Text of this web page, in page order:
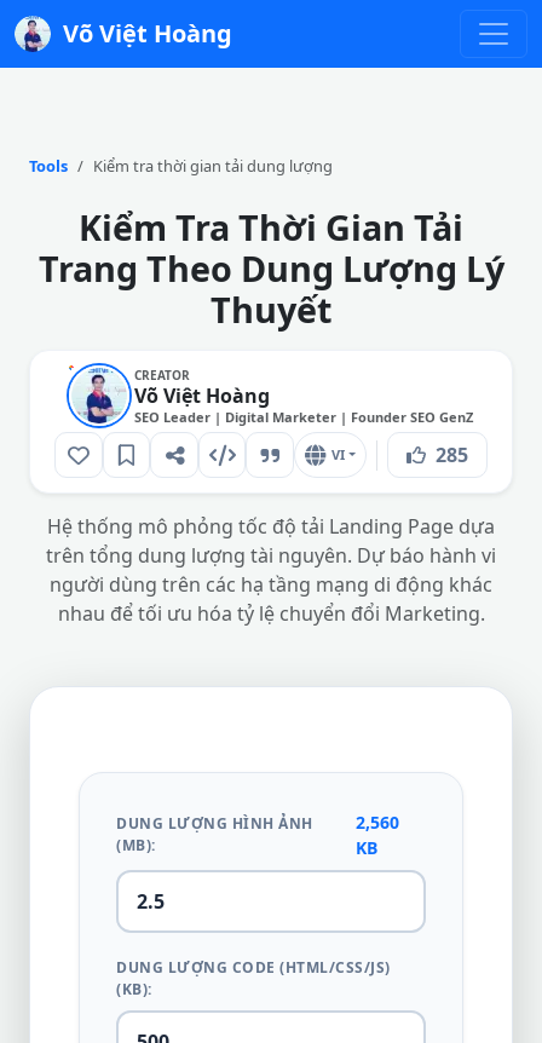
Võ Việt Hoàng
Tools Kiểm tra thời gian tải dung lượng
Kiểm Tra Thời Gian Tải
Trang Theo Dung Lượng Lý
Thuyết
CREATOR
Võ Việt Hoàng
SEO Leader | Digital Marketer | Founder SEO GenZ
VI 285
Hệ thống mô phỏng tốc độ tải Landing Page dựa
trên tổng dung lượng tài nguyên. Dự báo hành vi
người dùng trên các hạ tầng mạng di động khác
nhau để tối ưu hóa tỷ lệ chuyển đổi Marketing.
DUNG LƯỢNG HÌNH ẢNH
(MB):
2,560
KB
DUNG LƯỢNG CODE (HTML/CSS/JS)
(KB):